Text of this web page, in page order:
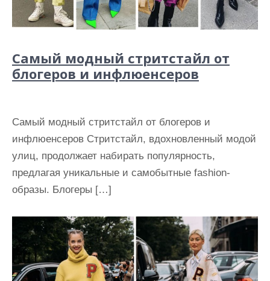
Самый модный стритстайл от
блогеров и инфлюенсеров
Самый модный стритстайл от блогеров и
инфлюенсеров Стритстайл, вдохновленный модой
улиц, продолжает набирать популярность,
предлагая уникальные и самобытные fashion-
образы. Блогеры […]